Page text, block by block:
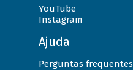
YouTube
Instagram
Ajuda
Perguntas frequentes